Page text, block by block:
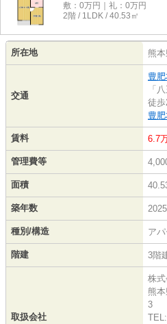
敷：0万円｜礼：0万円
2階 / 1LDK / 40.53㎡
所在地 熊
交通
豊
「
徒歩
豊
賃料 6.7
管理費等
面積
築年数
種別/構造 ア
階建 3階
取扱会社
株
熊
3